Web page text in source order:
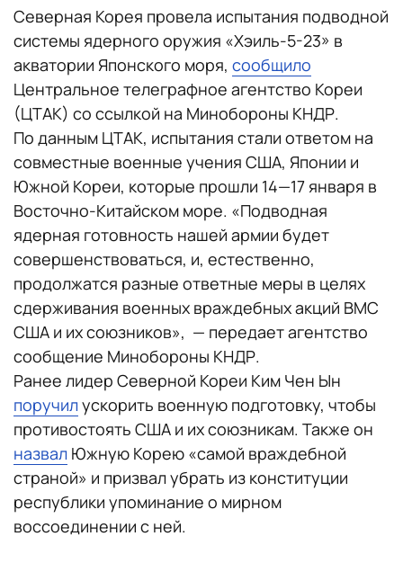
Северная Корея провела испытания подводной
системы ядерного оружия «Хэиль-5-23» в
акватории Японского моря, сообщило
Центральное телеграфное агентство Кореи
(ЦТАК) со ссылкой на Минобороны КНДР.
По данным ЦТАК, испытания стали ответом на
совместные военные учения США, Японии и
Южной Кореи, которые прошли 14—17 января в
Восточно-Китайском море. «Подводная
ядерная готовность нашей армии будет
совершенствоваться, и, естественно,
продолжатся разные ответные меры в целях
сдерживания военных враждебных акций ВМС
США и их союзников», — передает агентство
сообщение Минобороны КНДР.
Ранее лидер Северной Кореи Ким Чен Ын
поручилускорить военную подготовку, чтобы
противостоять США и их союзникам. Также он
назвал Южную Корею «самой враждебной
страной» и призвал убрать из конституции
республики упоминание о мирном
воссоединении с ней.